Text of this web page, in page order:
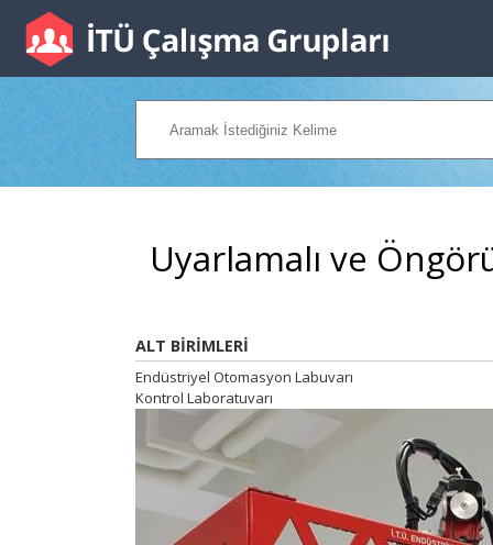
Uyarlamalı ve
ALT BİRİMLERİ
Endüstriyel Otomasyon Labuvarı
Kontrol Laboratuvarı